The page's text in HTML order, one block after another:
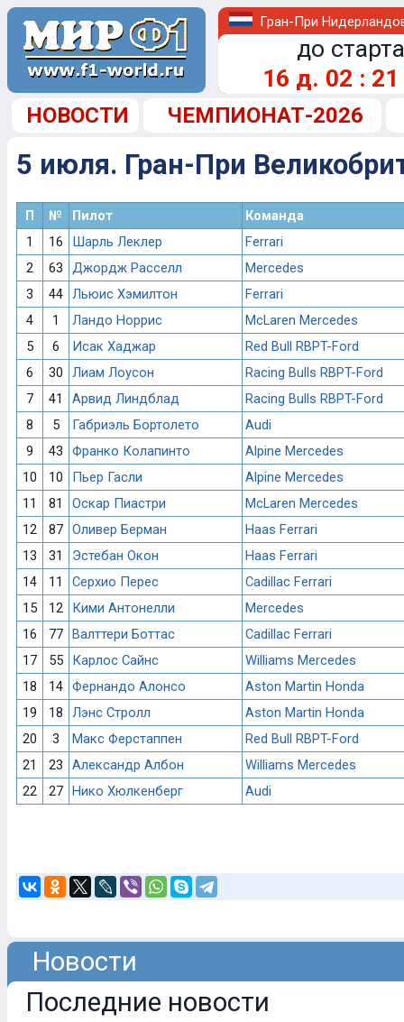
Гран-При
до
16 д. 02 : 21
НОВОСТИ ЧЕМПИОНАТ-2026
5 июля. Гран-При
П № Пилот
Команда
1
16 Шарль Леклер
Ferrari
2
63 Джордж Расселл
Mercedes
3
44 Льюис Хэмилтон
Ferrari
4
1 Ландо Норрис
McLaren Mercedes
5
6 Исак Хаджар
Red Bull RBPT-Ford
6
30 Лиам Лоусон
Racing Bulls RBPT-Ford
7
41 Арвид Линдблад
Racing Bulls RBPT-Ford
8
5 Габриэль Бортолето
Audi
9
43 Франко Колапинто
Alpine Mercedes
10
10 Пьер Гасли
Alpine Mercedes
11
81 Оскар Пиастри
McLaren Mercedes
12
87 Оливер Берман
Haas Ferrari
13
31 Эстебан Окон
Haas Ferrari
14
11 Серхио Перес
Cadillac Ferrari
15
12 Кими Антонелли
Mercedes
16
77 Валттери Боттас
Cadillac Ferrari
17
55 Карлос Сайнс
Williams Mercedes
18
14 Фернандо Алонсо
Aston Martin Honda
19
18 Лэнс Стролл
Aston Martin Honda
20
3 Макс Ферстаппен
Red Bull RBPT-Ford
21
23 Александр Албон
Williams Mercedes
22
27 Нико Хюлкенберг Audi
Новости
Последние новости